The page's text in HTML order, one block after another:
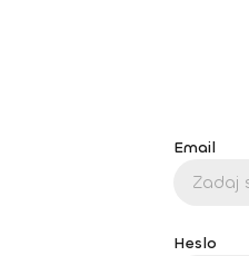
Email
Heslo